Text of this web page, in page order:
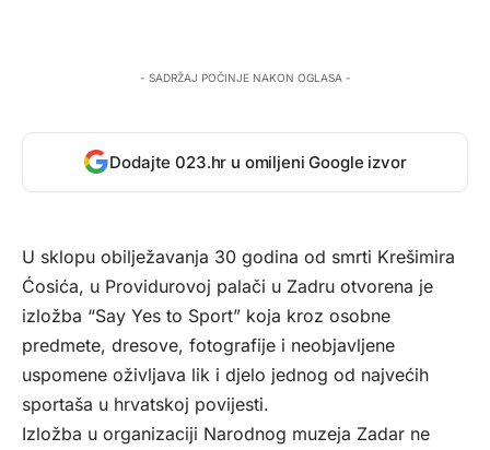
- SADRŽAJ POČINJE NAKON OGLASA -
Dodajte 023.hr u omiljeni Google izvor
U sklopu obilježavanja 30 godina od smrti Krešimira
Ćosića, u Providurovoj palači u Zadru otvorena je
izložba “Say Yes to Sport” koja kroz osobne
predmete, dresove, fotografije i neobjavljene
uspomene oživljava lik i djelo jednog od najvećih
sportaša u hrvatskoj povijesti.
Izložba u organizaciji Narodnog muzeja Zadar ne